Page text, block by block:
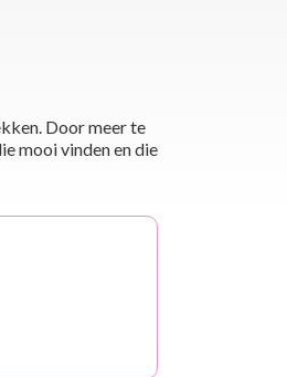
Door meer te
mooi vinden en die